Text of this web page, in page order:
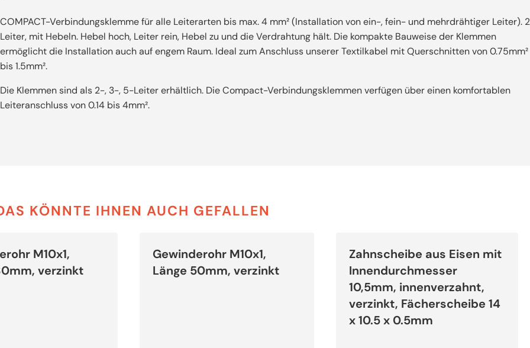
COMPACT-Verbindungsklemme für alle Leiterarten bis max. 4 mm² (Installation von ein-, fein- und mehrdrähtiger Leiter). 2
Leiter, mit Hebeln. Hebel hoch, Leiter rein, Hebel zu und die Verdrahtung hält. Die kompakte Bauweise der Klemmen
ermöglicht die Installation auch auf engem Raum. Ideal zum Anschluss unserer Textilkabel mit Querschnitten von 0.75mm²
bis 1.5mm².
Die Klemmen sind als 2-, 3-, 5-Leiter erhältlich. Die Compact-Verbindungsklemmen verfügen über einen komfortablen
Leiteranschluss von 0.14 bis 4mm².
KÖNNTE IHNEN AUCH GEFALLEN
M10x1,
verzinkt
Gewinderohr M10x1,
Länge 50mm, verzinkt
weist
mehrere
Varianten
Zahnscheibe aus Eisen mit
Innendurchmesser
10,5mm, innenverzahnt,
verzinkt, Fächerscheibe 14
x 10.5 x 0.5mm
weist
mehrere
Varianten
Optionen
können
Produktseite